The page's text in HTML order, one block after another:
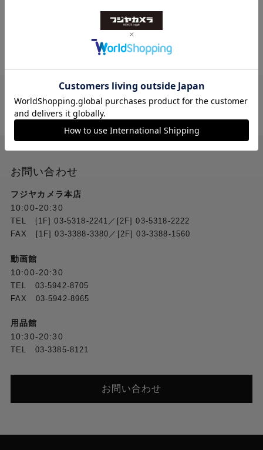
ご注文合計２万円 以上 から 送料無料
お問い合わせ
フジヤカメラ本店
10:00-20:30
TEL [1F] 03-5318-2241／[2F] 03-5318-2222
FAX [1F] 03-3388-3380／[2F] 03-3388-1560
動画館
10:00-20:30
TEL 03-5942-8705
FAX 03-5942-8965
用品館
10:30-20:30
TEL 03-3385-8121
お問い合わせ